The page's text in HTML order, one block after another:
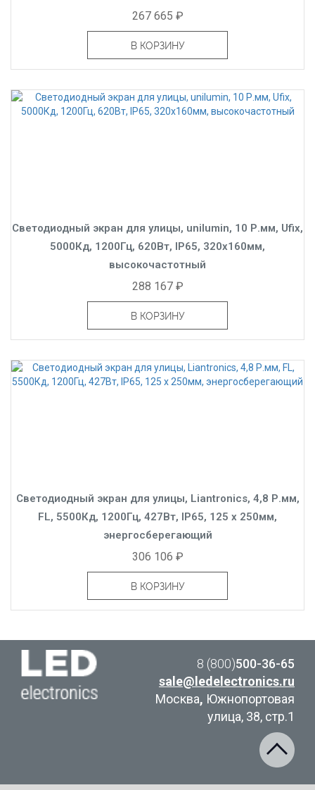
267 665 ₽
В КОРЗИНУ
Светодиодный экран для улицы, unilumin, 10 Р.мм, Ufix,
5000Кд, 1200Гц, 620Вт, IP65, 320x160мм,
высокочастотный
288 167 ₽
В КОРЗИНУ
Светодиодный экран для улицы, Liantronics, 4,8 Р.мм,
FL, 5500Кд, 1200Гц, 427Вт, IP65, 125 x 250мм,
энергосберегающий
306 106 ₽
В КОРЗИНУ
8 (800)500-36-65
sale@ledelectronics.ru
Москва, Южнопортовая
улица, 38, стр.1